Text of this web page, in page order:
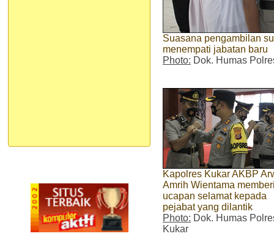
Suasana pengambilan
menempati jabatan baru
Photo: Dok. Humas
Kapolres Kukar AKBP
Amrih Wientama
ucapan selamat kepada
pejabat yang dilantik
Photo: Dok. Humas
Kukar